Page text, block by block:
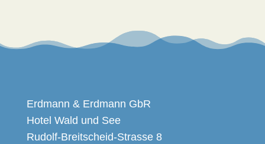
Erdmann & Erdmann GbR
Hotel Wald und See
Rudolf-Breitscheid-Strasse 8